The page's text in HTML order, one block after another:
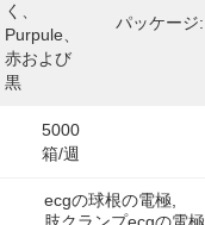
く、
Purpule、
赤および
黒
パッケージ:
5000
箱/週
ecgの球根の電極